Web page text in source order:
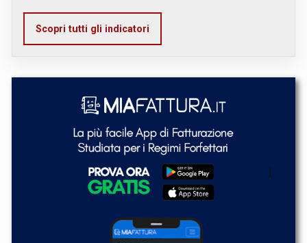
Scopri tutti gli indicatori